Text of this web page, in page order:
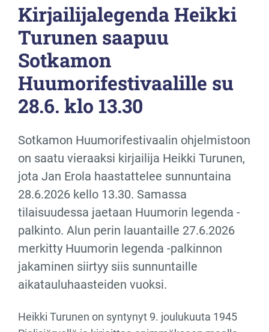
Kirjailijalegenda Heikki
Turunen saapuu
Sotkamon
Huumorifestivaalille su
28.6. klo 13.30
Sotkamon Huumorifestivaalin ohjelmistoon
on saatu vieraaksi kirjailija Heikki Turunen,
jota Jan Erola haastattelee sunnuntaina
28.6.2026 kello 13.30. Samassa
tilaisuudessa jaetaan Huumorin legenda -
palkinto. Alun perin lauantaille 27.6.2026
merkitty Huumorin legenda -palkinnon
jakaminen siirtyy siis sunnuntaille
aikatauluhaasteiden vuoksi.
Heikki Turunen on syntynyt 9. joulukuuta 1945